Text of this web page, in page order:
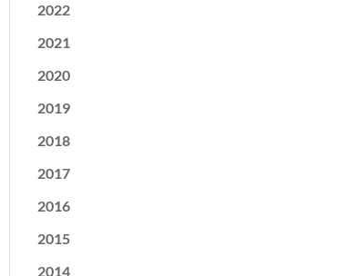
2022
2021
2020
2019
2018
2017
2016
2015
2014